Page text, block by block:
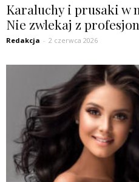
Karaluchy i prusaki w
Nie zwlekaj z
Redakcja - 2 czerwca 2026